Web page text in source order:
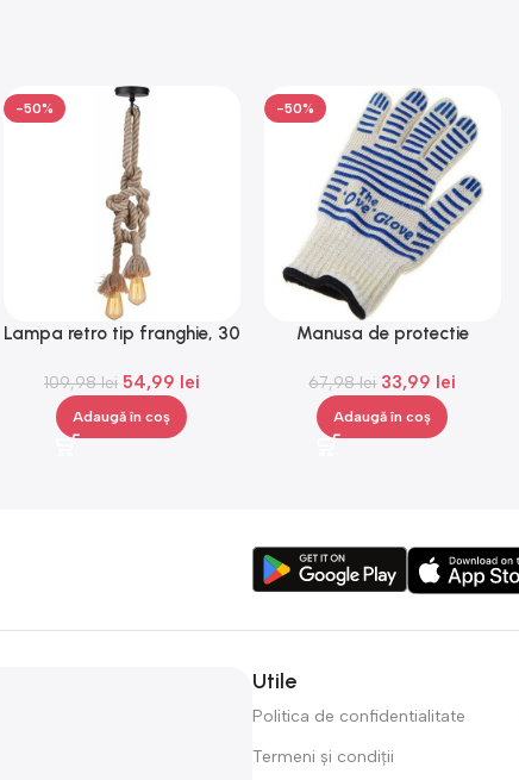
-50%
Lampa retro tip franghie, 30
109,98lei 54,99 lei
Adaugă în coș
-50%
Manusa de protectie
67,98lei 33,99 lei
Adaugă în coș
Utile
Politica de confidentialitate
Termeni și condiții